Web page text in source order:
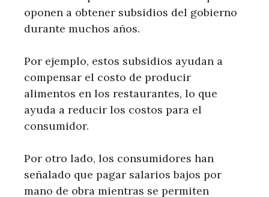
oponen a obtener subsidios del gobierno
durante muchos años.
Por ejemplo, estos subsidios ayudan a
compensar el costo de producir
alimentos en los restaurantes, lo que
ayuda a reducir los costos para el
consumidor.
Por otro lado, los consumidores han
señalado que pagar salarios bajos por
mano de obra mientras se permiten